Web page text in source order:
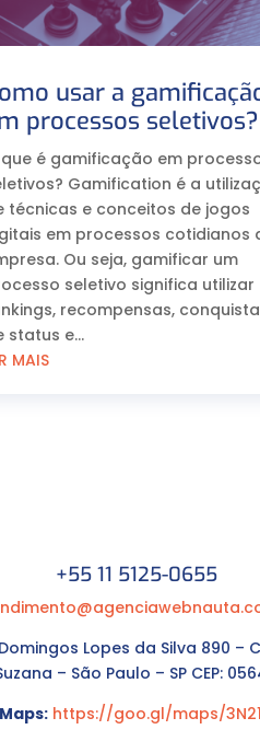
usar a
processos seletivos?
que é gamificação em
Gamification é a
técnicas e conceitos de jogos
em processos cotidianos
Ou seja, gamificar um
seletivo significa utilizar
recompensas,
status e...
MAIS
+55 11 5125-0655
Lopes da Silva 890 –
– São Paulo – SP CEP:
https://goo.gl/maps/